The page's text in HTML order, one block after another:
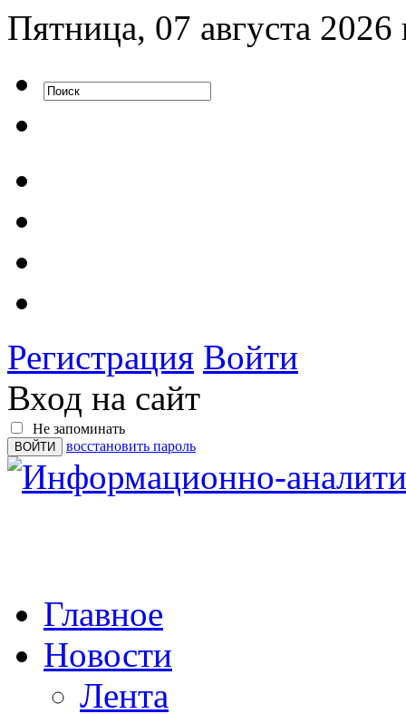
Пятница, 07 августа 2026
Регистрация Войти
Вход на сайт
Не запоминать
восстановить пароль
Главное
Новости
Лента